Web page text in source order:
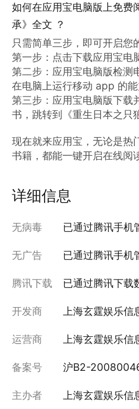
如何在应用宝电脑版上免费
承》全文 ？
只需简单三步，即可开启您
第一步：点击下载应用宝电
第二步：应用宝电脑版检测
在电脑上运行移动 app 的能
第三步：应用宝电脑版下载
书，跳转到《重生日本之只
现在就来应用宝，无论是热
书籍，都能一键开启在线阅
详细信息
无病毒 已通过腾讯手机
无广告 已通过腾讯手机
腾讯下载 已通过腾讯下载
开发商 上海玄霆娱乐
运营商 上海玄霆娱乐
备案号 沪B2-
主办者 上海玄霆娱乐信